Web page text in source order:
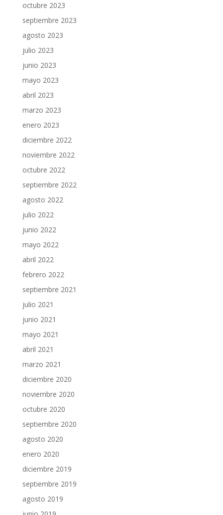
octubre 2023
septiembre 2023
agosto 2023
julio 2023
junio 2023
mayo 2023
abril 2023
marzo 2023
enero 2023
diciembre 2022
noviembre 2022
octubre 2022
septiembre 2022
agosto 2022
julio 2022
junio 2022
mayo 2022
abril 2022
febrero 2022
septiembre 2021
julio 2021
junio 2021
mayo 2021
abril 2021
marzo 2021
diciembre 2020
noviembre 2020
octubre 2020
septiembre 2020
agosto 2020
enero 2020
diciembre 2019
septiembre 2019
agosto 2019